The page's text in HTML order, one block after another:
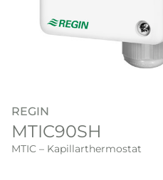
REGIN
MTIC90SH
MTIC – Kapillarthermostat